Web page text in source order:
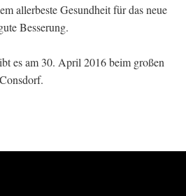
allerbeste Gesundheit für das neue
Besserung.
es am 30. April 2016 beim großen